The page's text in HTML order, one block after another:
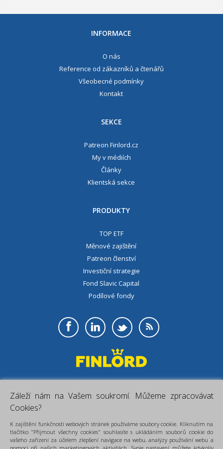
INFORMACE
O nás
Reference od zákazníků a čtenářů
Všeobecné podmínky
Kontakt
SEKCE
Patreon Finlord.cz
My v médiích
Články
Klientská sekce
PRODUKTY
TOP ETF
Měnové zajištění
Patreon členství
Investiční strategie
Fond Slavic Capital
Podílové fondy
spoření, všechno pro Vaše finance.
Záleží nám na Vašem soukromí. Můžeme zpracovávat
Cookies?
K zajištění funkčnosti webových stránek používáme soubory cookie. Kliknutím na
tlačítko "Přijmout všechny cookies" souhlasíte s ukládáním souborů cookie do
vašeho zařízení za účelem zlepšení navigace na webu, analýzy používání webu a
pomoci při našich marketingových aktivitách. Svoje nastavení můžete kdykoliv